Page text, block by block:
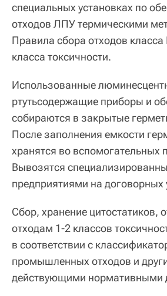
специальных установках по
отходов ЛПУ термическими
Правила сбора отходов класса
класса токсичности.
Использованные
ртутьсодержащие приборы и
собираются в закрытые
После заполнения емкости
хранятся во вспомогательных
Вывозятся
предприятиями на договорных
Сбор, хранение цитостатиков,
отходам 1-2 классов
в соответствии с
промышленных отходов и
действующими нормативными